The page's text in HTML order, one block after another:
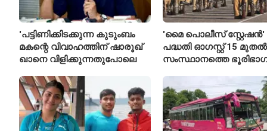
'പട്ടിണിക്കിടക്കുന്ന കുടുംബം
മകന്റെ വിവാഹത്തിന് ഷാരൂഖ്
ഖാനെ വിളിക്കുന്നതുപോലെ
'മൈ പൊലീസ് സ്റ്റേഷൻ'
പദ്ധതി ഓഗസ്റ്റ് 15
സംസ്ഥാനത്തെ
എസ്‌ഐമാർക്ക്